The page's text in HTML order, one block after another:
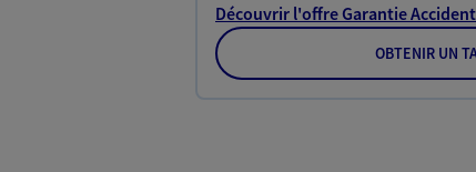
Découvrir l'offre Garantie
OBTENIR UN